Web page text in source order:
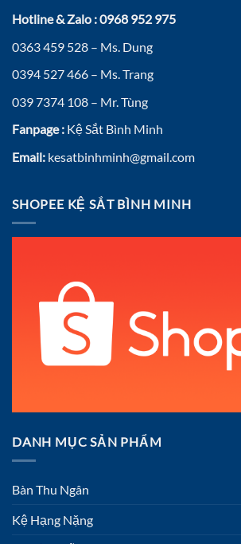
Hotline & Zalo : 0968 952 975
0363 459 528 – Ms. Dung
0394 527 466 – Ms. Trang
039 7374 108 – Mr. Tùng
Fanpage : Kệ Sắt Bình Minh
Email: kesatbinhminh@gmail.com
SHOPEE KỆ SẮT BÌNH MINH
DANH MỤC SẢN PHẨM
Bàn Thu Ngân
Kệ Hạng Nặng